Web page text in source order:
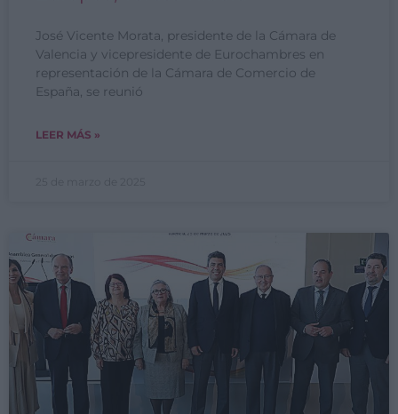
José Vicente Morata, presidente de la Cámara de
Valencia y vicepresidente de Eurochambres en
representación de la Cámara de Comercio de
España, se reunió
LEER MÁS »